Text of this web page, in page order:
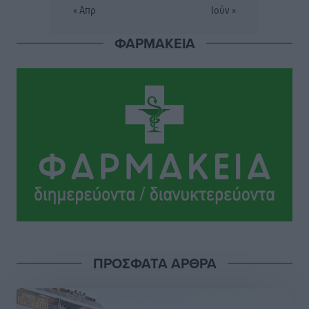
Αθλητικά• πριν 5 ώρες
Σι Τζέι Χάρις: «Να πανηγυρίσουμε πολλές νίκες μαζί»
Αθλητικά • πριν 6 ώρες
Ροδήλιος: Ο απολογισμός από το Πανελλήνιο
Πρωτάθλημα Πίστας
Αθλητικά• πριν 6 ώρες
« Απρ Ιούν »
ΦΑΡΜΑΚΕΙΑ
ΠΡΟΣΦΑΤΑ ΑΡΘΡΑ